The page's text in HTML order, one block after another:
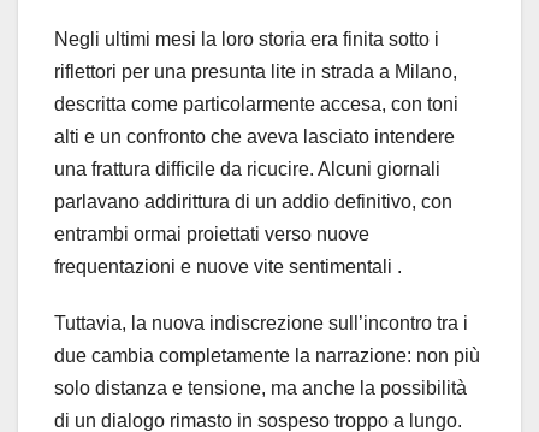
Negli ultimi mesi la loro storia era finita sotto i
riflettori per una presunta lite in strada a Milano,
descritta come particolarmente accesa, con toni
alti e un confronto che aveva lasciato intendere
una frattura difficile da ricucire. Alcuni giornali
parlavano addirittura di un addio definitivo, con
entrambi ormai proiettati verso nuove
frequentazioni e nuove vite sentimentali .
Tuttavia, la nuova indiscrezione sull’incontro tra i
due cambia completamente la narrazione: non più
solo distanza e tensione, ma anche la possibilità
di un dialogo rimasto in sospeso troppo a lungo.